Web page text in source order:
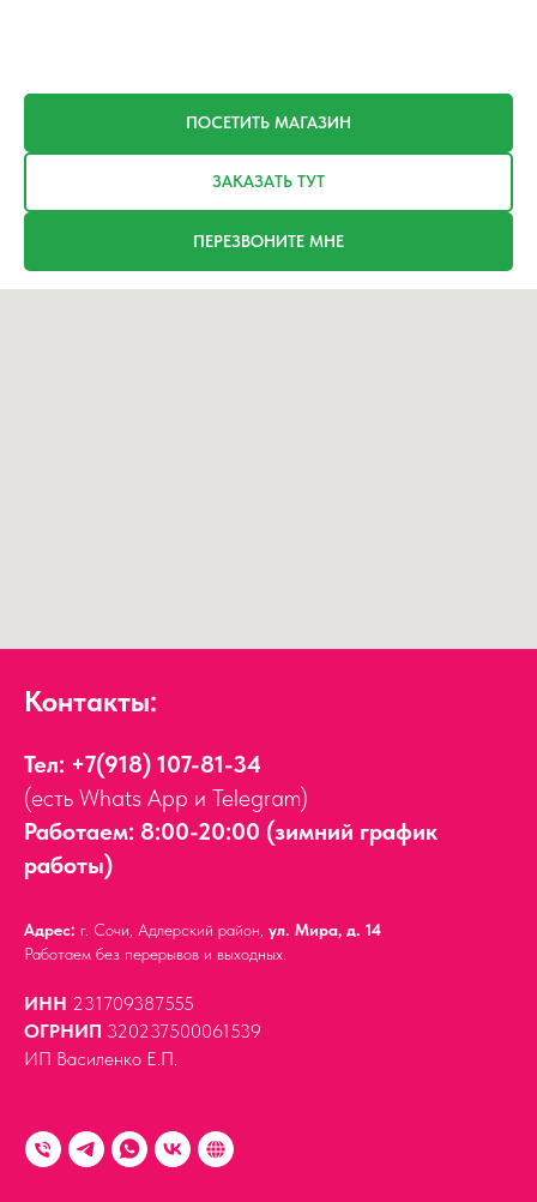
ПОСЕТИТЬ МАГАЗИН
ЗАКАЗАТЬ ТУТ
ПЕРЕЗВОНИТЕ МНЕ
Контакты:
Тел: +7(918) 107-81-34
(есть Whats App и Telegram)
Работаем: 8:00-20:00 (зимний график
работы)
Адрес: г. Сочи, Адлерский район, ул. Мира, д. 14
Работаем без перерывов и выходных.
ИНН 231709387555
ОГРНИП 320237500061539
ИП Василенко Е.П.